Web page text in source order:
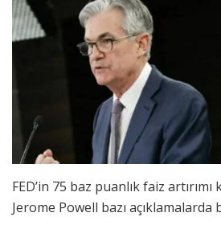
FED’in 75 baz puanlık faiz
Jerome Powell bazı açıklamalarda